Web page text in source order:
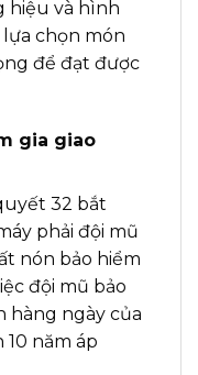
hiệu và hình
lựa chọn món
để đạt được
gia giao
32 bắt
phải đội mũ
nón bảo hiểm
đội mũ bảo
hàng ngày của
10 năm áp